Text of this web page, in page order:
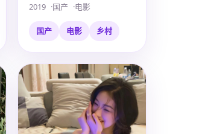
头再也握不住。
2019 国产 电影
国产 电影 乡村